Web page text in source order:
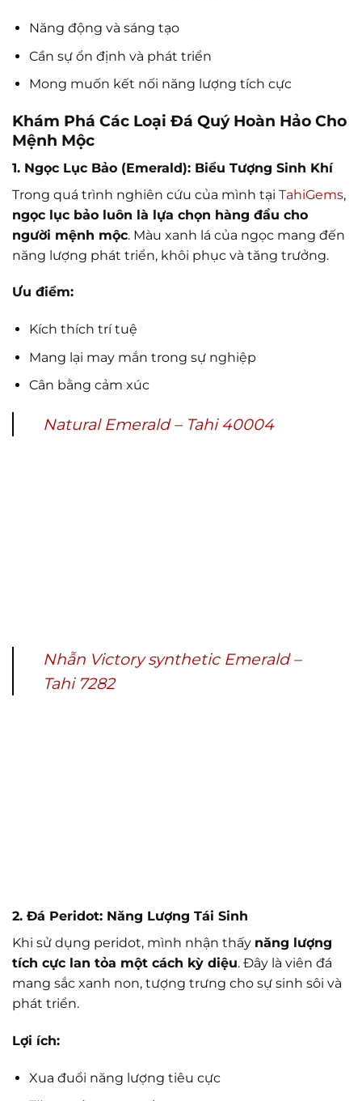
Năng động và sáng tạo
Cần sự ổn định và phát triển
Mong muốn kết nối năng lượng tích cực
Khám Phá Các Loại Đá Quý Hoàn Hảo Cho
Mệnh Mộc
1. Ngọc Lục Bảo (Emerald): Biểu Tượng Sinh Khí
Trong quá trình nghiên cứu của mình tại TahiGems,
ngọc lục bảo luôn là lựa chọn hàng đầu cho
người mệnh mộc. Màu xanh lá của ngọc mang đến
năng lượng phát triển, khôi phục và tăng trưởng.
Ưu điểm:
Kích thích trí tuệ
Mang lại may mắn trong sự nghiệp
Cân bằng cảm xúc
Natural Emerald – Tahi 40004
Nhẫn Victory synthetic Emerald –
Tahi 7282
2. Đá Peridot: Năng Lượng Tái Sinh
Khi sử dụng peridot, mình nhận thấy năng lượng
tích cực lan tỏa một cách kỳ diệu. Đây là viên đá
mang sắc xanh non, tượng trưng cho sự sinh sôi và
phát triển.
Lợi ích:
Xua đuổi năng lượng tiêu cực